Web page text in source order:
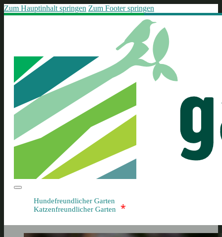
Zum Hauptinhalt springen Zum Footer springen
Hundefreundlicher Garten
Katzenfreundlicher Garten
*